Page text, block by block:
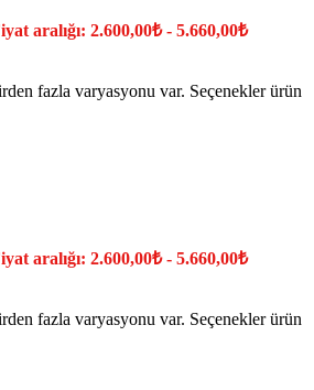
aralığı: 2.600,00₺ - 5.660,00₺
fazla varyasyonu var. Seçenekler ürün
aralığı: 2.600,00₺ - 5.660,00₺
fazla varyasyonu var. Seçenekler ürün